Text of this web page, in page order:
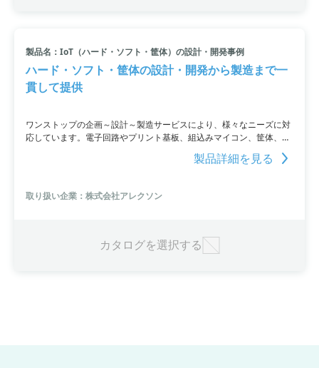
製品名：IoT（ハード・ソフト・筐体）の設計・開発事例
ハード・ソフト・筐体の設計・開発から製造まで一
貫して提供
ワンストップの企画～設計～製造サービスにより、様々なニーズに対
応しています。電子回路やプリント基板、組込みマイコン、筐体、
WEBシステム、アプリ（スマホ・タブレット）などの受託開発事業か
ら、IoT関連機器や信頼性試験まで幅広い領域が対象です。また、組
機器の開発など、IoT（ハード・ソフト・筐体）の設計・開発事例に
も豊富な実績があります。
製品詳細を見る
取り扱い企業：株式会社アレクソン
カタログを選択する